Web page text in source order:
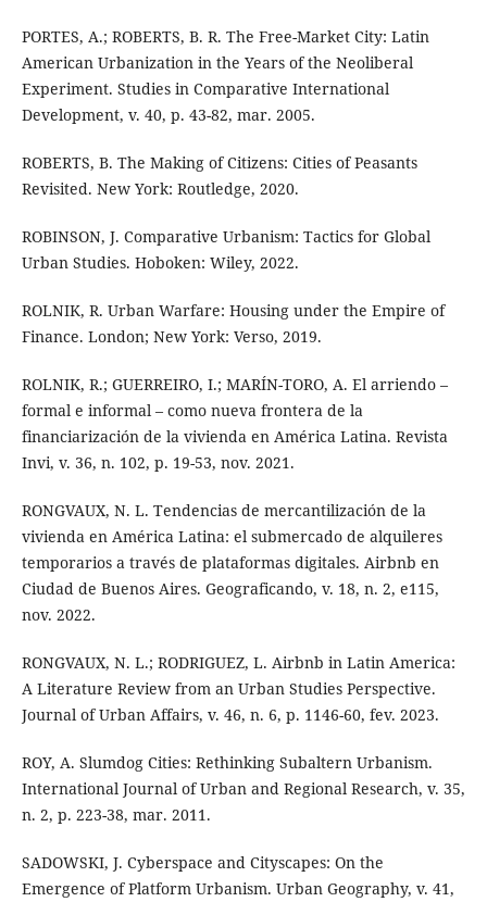
PORTES, A.; ROBERTS, B. R. The Free-Market City: Latin
American Urbanization in the Years of the Neoliberal
Experiment. Studies in Comparative International
Development, v. 40, p. 43-82, mar. 2005.
ROBERTS, B. The Making of Citizens: Cities of Peasants
Revisited. New York: Routledge, 2020.
ROBINSON, J. Comparative Urbanism: Tactics for Global
Urban Studies. Hoboken: Wiley, 2022.
ROLNIK, R. Urban Warfare: Housing under the Empire of
Finance. London; New York: Verso, 2019.
ROLNIK, R.; GUERREIRO, I.; MARÍN-TORO, A. El arriendo –
formal e informal – como nueva frontera de la
financiarización de la vivienda en América Latina. Revista
Invi, v. 36, n. 102, p. 19-53, nov. 2021.
RONGVAUX, N. L. Tendencias de mercantilización de la
vivienda en América Latina: el submercado de alquileres
temporarios a través de plataformas digitales. Airbnb en
Ciudad de Buenos Aires. Geograficando, v. 18, n. 2, e115,
nov. 2022.
RONGVAUX, N. L.; RODRIGUEZ, L. Airbnb in Latin America:
A Literature Review from an Urban Studies Perspective.
Journal of Urban Affairs, v. 46, n. 6, p. 1146-60, fev. 2023.
ROY, A. Slumdog Cities: Rethinking Subaltern Urbanism.
International Journal of Urban and Regional Research, v. 35,
n. 2, p. 223-38, mar. 2011.
SADOWSKI, J. Cyberspace and Cityscapes: On the
Emergence of Platform Urbanism. Urban Geography, v. 41,